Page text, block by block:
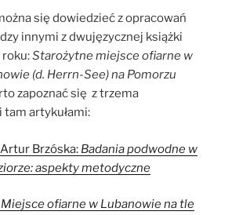
się dowiedzieć z opracowań
innymi z dwujęzycznej książki
Starożytne miejsce ofiarne w
(d. Herrn-See) na Pomorzu
zapoznać się z trzema
artykułami:
Brzóska: Badania podwodne w
aspekty metodyczne
Miejsce ofiarne w Lubanowie na tle